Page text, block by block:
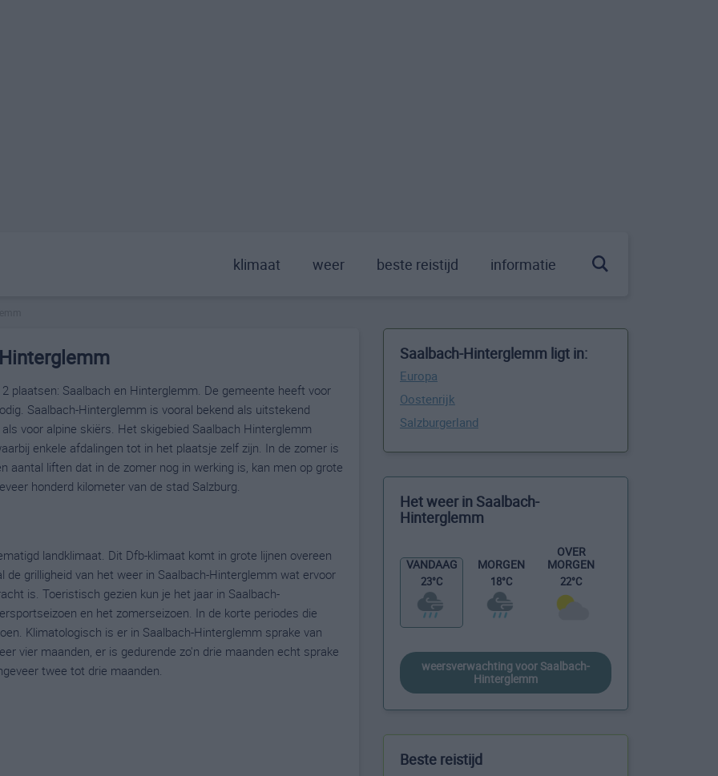
klimaat weer beste reistijd informatie
plaatsen: Saalbach en Hinterglemm. De gemeente heeft voor
Saalbach-Hinterglemm is vooral bekend als uitstekend
als voor alpine skiërs. Het skigebied Saalbach Hinterglemm
enkele afdalingen tot in het plaatsje zelf zijn. In de zomer is
aantal liften dat in de zomer nog in werking is, kan men op grote
honderd kilometer van de stad Salzburg.
landklimaat. Dit Dfb-klimaat komt in grote lijnen overeen
grilligheid van het weer in Saalbach-Hinterglemm wat ervoor
is. Toeristisch gezien kun je het jaar in Saalbach-
en het zomerseizoen. In de korte periodes die
Klimatologisch is er in Saalbach-Hinterglemm sprake van
vier maanden, er is gedurende zo'n drie maanden echt sprake
twee tot drie maanden.
Saalbach-Hinterglemm ligt in:
Europa
Oostenrijk
Salzburgerland
Het weer in Saalbach-
Hinterglemm
VANDAAG
23°C
MORGEN
18°C
OVER
MORGEN
22°C
weersverwachting voor Saalbach-
Hinterglemm
Beste reistijd